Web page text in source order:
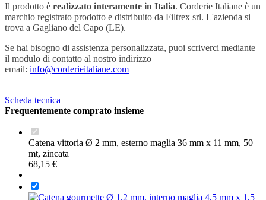
Il prodotto è realizzato interamente in Italia. Corderie Italiane è un
marchio registrato prodotto e distribuito da Filtrex srl. L'azienda si
trova a Gagliano del Capo (LE).
Se hai bisogno di assistenza personalizzata, puoi scriverci mediante
il modulo di contatto al nostro indirizzo
email: info@corderieitaliane.com
Scheda tecnica
Frequentemente comprato insieme
Catena vittoria Ø 2 mm, esterno maglia 36 mm x 11 mm, 50
mt, zincata
68,15 €